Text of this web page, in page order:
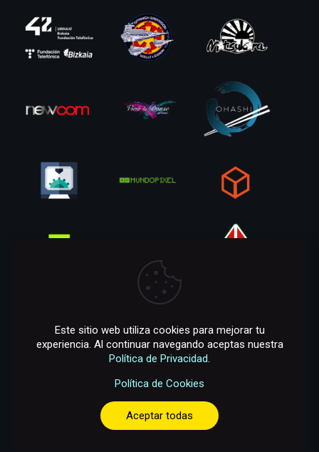
Este sitio web utiliza cookies para mejorar tu
experiencia. Al continuar navegando aceptas nuestra
Política de Privacidad.
Política de Cookies
Aceptar todas